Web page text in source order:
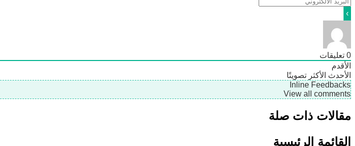
0 تعليقات
الأقدم
الأحدث الأكثر تصويتًا
Inline Feedbacks
View all comments
مقالات ذات صلة
القائمة الرئيسية